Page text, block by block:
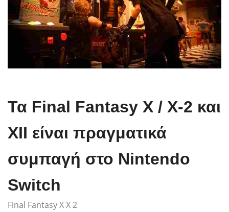
Τα Final Fantasy X / X-2 και
XII είναι πραγματικά
συμπαγή στο Nintendo
Switch
Final Fantasy X X 2